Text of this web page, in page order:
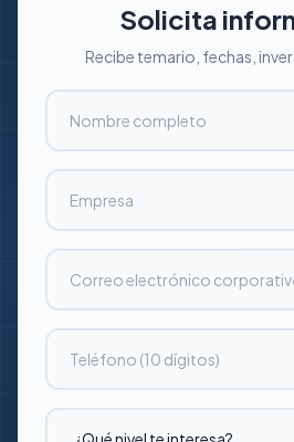
Solicita
Recibe temario, fechas,